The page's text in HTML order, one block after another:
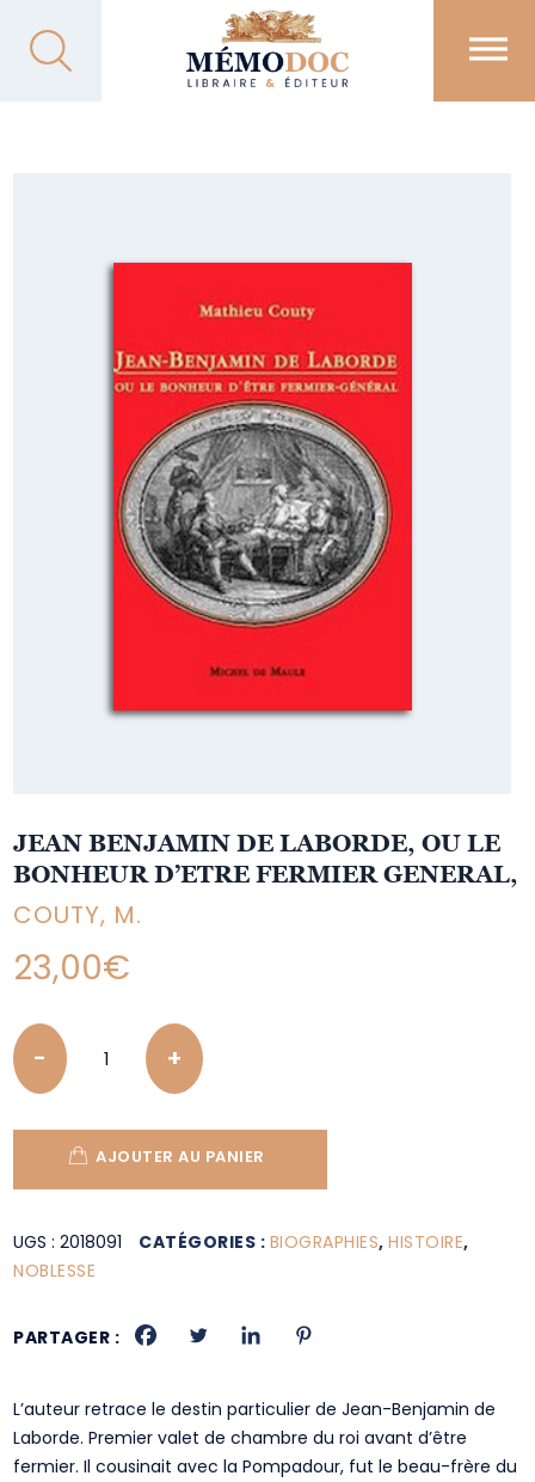
JEAN BENJAMIN DE LABORDE, OU LE
BONHEUR D’ETRE FERMIER GENERAL,
COUTY, M.
23,00€
Quantity
AJOUTER AU PANIER
UGS :2018091 CATÉGORIES : BIOGRAPHIES,HISTOIRE,
NOBLESSE
PARTAGER :
L’auteur retrace le destin particulier de Jean-Benjamin de
Laborde. Premier valet de chambre du roi avant d’être
fermier. Il cousinait avec la Pompadour, fut le beau-frère du